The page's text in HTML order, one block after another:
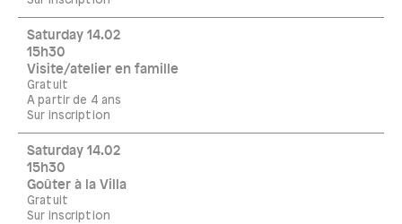
Saturday 14.02
15h30
Visite/atelier en famille
Gratuit
A partir de 4 ans
Sur inscription
Saturday 14.02
15h30
Goûter à la Villa
Gratuit
Sur inscription